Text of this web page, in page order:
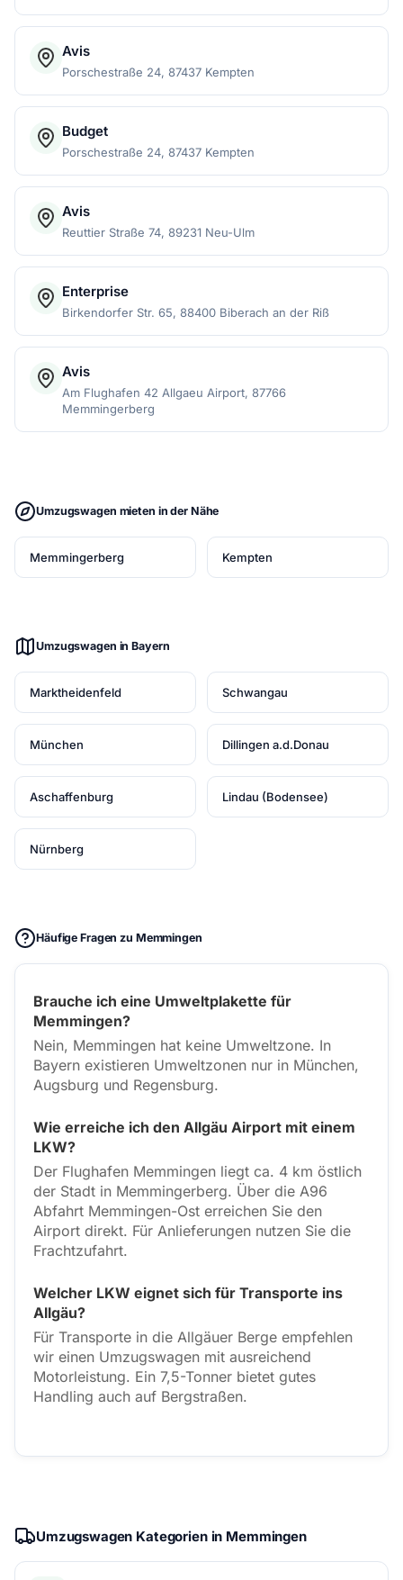
Avis
Porschestraße 24, 87437 Kempten
Budget
Porschestraße 24, 87437 Kempten
Avis
Reuttier Straße 74, 89231 Neu-Ulm
Enterprise
Birkendorfer Str. 65, 88400 Biberach an der Riß
Avis
Am Flughafen 42 Allgaeu Airport, 87766
Memmingerberg
Umzugswagen mieten in der Nähe
Memmingerberg Kempten
Umzugswagen in Bayern
Marktheidenfeld Schwangau
München Dillingen a.d.Donau
Aschaffenburg Lindau (Bodensee)
Nürnberg
Häufige Fragen zu Memmingen
Brauche ich eine Umweltplakette für
Memmingen?
Nein, Memmingen hat keine Umweltzone. In
Bayern existieren Umweltzonen nur in München,
Augsburg und Regensburg.
Wie erreiche ich den Allgäu Airport mit einem
LKW?
Der Flughafen Memmingen liegt ca. 4 km östlich
der Stadt in Memmingerberg. Über die A96
Abfahrt Memmingen-Ost erreichen Sie den
Airport direkt. Für Anlieferungen nutzen Sie die
Frachtzufahrt.
Welcher LKW eignet sich für Transporte ins
Allgäu?
Für Transporte in die Allgäuer Berge empfehlen
wir einen Umzugswagen mit ausreichend
Motorleistung. Ein 7,5-Tonner bietet gutes
Handling auch auf Bergstraßen.
Umzugswagen Kategorien in Memmingen